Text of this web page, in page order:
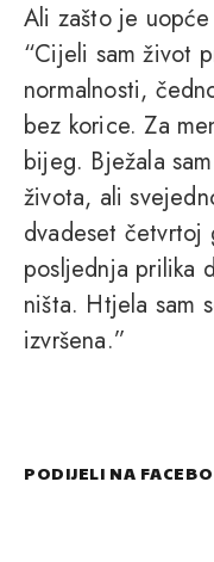
Ali zašto je
“Cijeli sam život
normalnosti,
bez korice. Za
bijeg. Bježala
života, ali
dvadeset
posljednja prilika
ništa. Htjela sam
izvršena.”
PODIJELI NA